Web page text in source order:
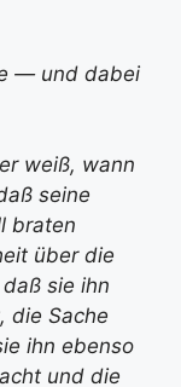
— und dabei
weiß, wann
seine
braten
über die
sie ihn
die Sache
ihn ebenso
und die